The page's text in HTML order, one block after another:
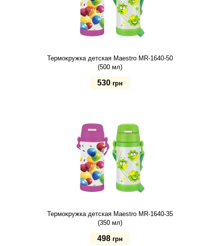
Термокружка детская Maestro MR-1640-50
(500 мл)
530 грн
Купить
Термокружка детская Maestro MR-1640-35
(350 мл)
498 грн